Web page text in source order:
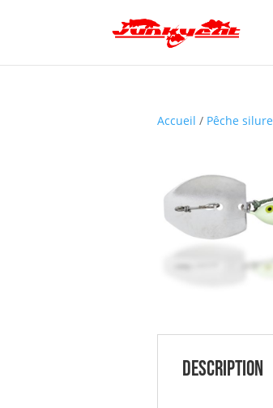
Accueil / Pêche silure
Description